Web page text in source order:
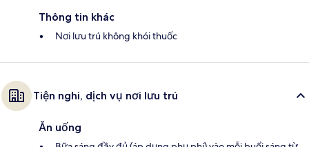
Thông tin khác
Nơi lưu trú không khói thuốc
Tiện nghi, dịch vụ nơi lưu trú
Ăn uống